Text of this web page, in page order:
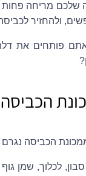
מריחה פחות
ולהחזיר
פותחים את דלת
הכביסה
לכלוך, שמן